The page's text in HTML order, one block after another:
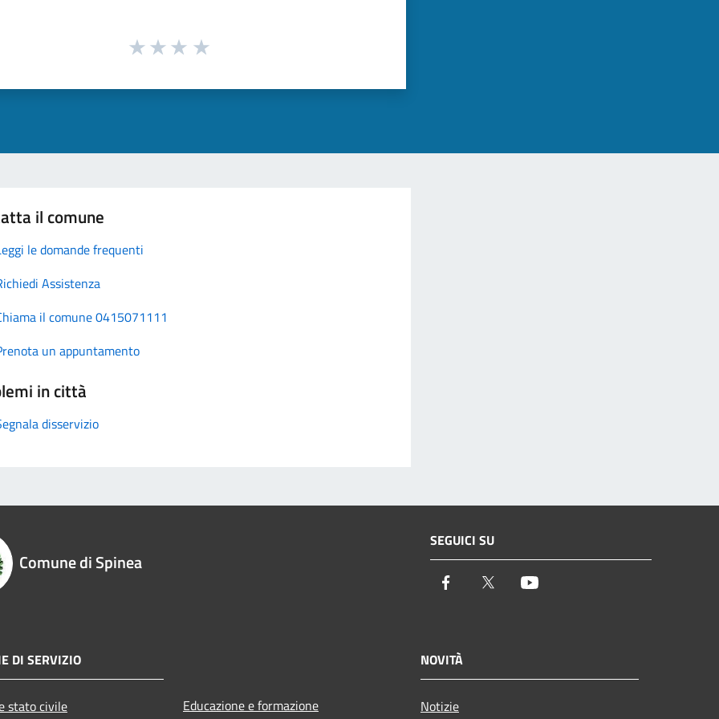
il comune
le domande frequenti
Assistenza
il comune 0415071111
un appuntamento
in città
disservizio
Comune di Spinea
SEGUICI SU
Facebook Twitter
DI SERVIZIO
stato civile Educazione e formazione
NOVITÀ
Notizie